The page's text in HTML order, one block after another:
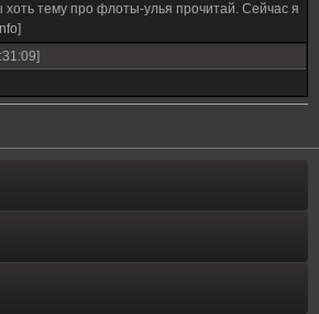
хоть тему про флоты-улья прочитай. Сейчас я